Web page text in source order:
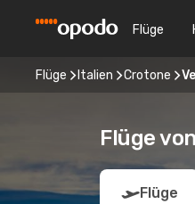
Flüge
Flüge Italien Crotone
Flüge
Flüge